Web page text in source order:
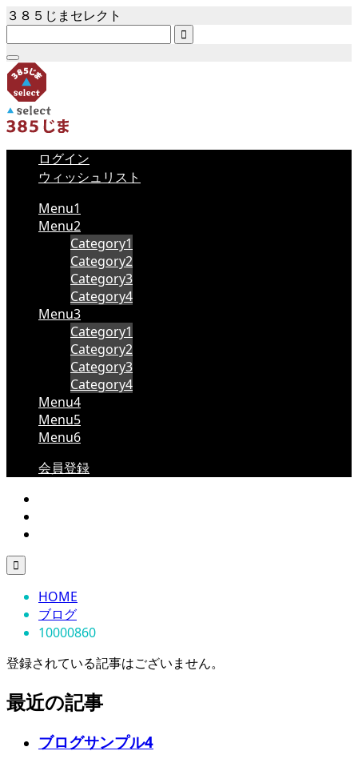
３８５じまセレクト

ログイン
ウィッシュリスト
Menu1
Menu2
Category1
Category2
Category3
Category4
Menu3
Category1
Category2
Category3
Category4
Menu4
Menu5
Menu6
会員登録

HOME
ブログ
10000860
登録されている記事はございません。
最近の記事
ブログサンプル4